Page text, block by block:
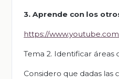
3. Aprende con los
https://
Tema 2. Identificar
Considero que dadas las